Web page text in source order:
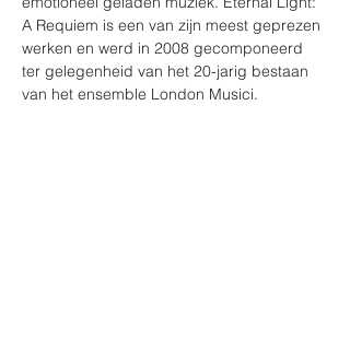
A Requiem is een van zijn meest geprezen
werken en werd in 2008 gecomponeerd
ter gelegenheid van het 20-jarig bestaan
van het ensemble London Musici.